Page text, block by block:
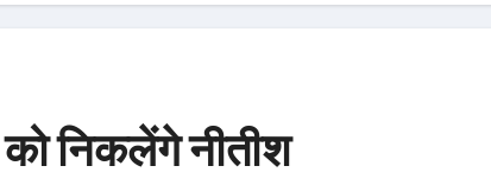
निकलेंगे नीतीश